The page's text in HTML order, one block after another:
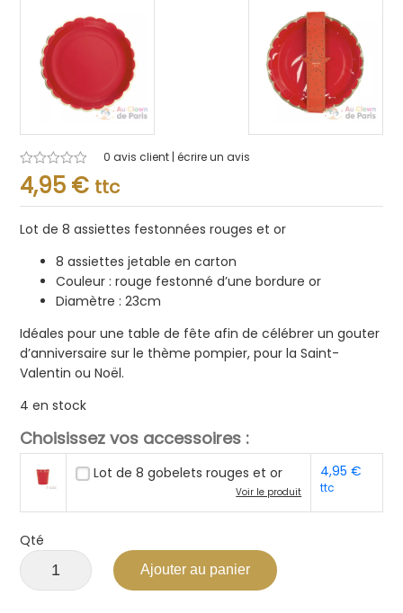
Note
0.001
sur
0 avis client | écrire un avis
4,95 € ttc
Lot de 8 assiettes festonnées rouges et or
8 assiettes jetable en carton
Couleur : rouge festonné d’une bordure or
Diamètre : 23cm
Idéales pour une table de fête afin de célébrer un gouter
d’anniversaire sur le thème pompier, pour la Saint-
Valentin ou Noël.
4 en stock
Choisissez vos accessoires :
Lot de 8 gobelets rouges et or
Voir le produit
4,95€
ttc
Qté
Ajouter au panier